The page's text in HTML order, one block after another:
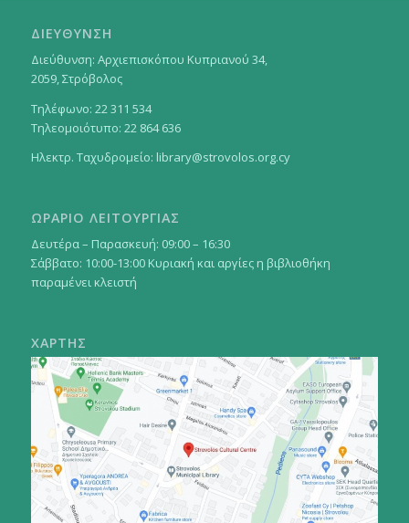
ΔΙΕΥΘΥΝΣΗ
Διεύθυνση: Αρχιεπισκόπου Κυπριανού 34,
2059, Στρόβολος
Τηλέφωνο: 22 311 534
Τηλεομοιότυπο: 22 864 636
Ηλεκτρ. Ταχυδρομείο: library@strovolos.org.cy
ΩΡΑΡΙΟ ΛΕΙΤΟΥΡΓΙΑΣ
Δευτέρα – Παρασκευή: 09:00 – 16:30
Σάββατο: 10:00-13:00 Κυριακή και αργίες η βιβλιοθήκη
παραμένει κλειστή
ΧΑΡΤΗΣ